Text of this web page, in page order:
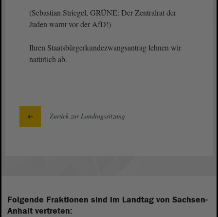
(Sebastian Striegel, GRÜNE: Der Zentralrat der
Juden warnt vor der AfD!)
Ihren Staatsbürgerkundezwangsantrag lehnen wir
natürlich ab.
Zurück zur Landtagssitzung
Folgende Fraktionen sind im Landtag von Sachsen-
Anhalt vertreten: